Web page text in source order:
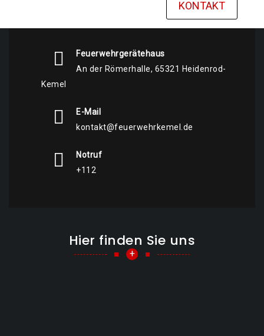
KONTAKT
Feuerwehrgerätehaus
An der Römerhalle, 65321 Heidenrod-
Kemel
E-Mail
kontakt@feuerwehrkemel.de
Notruf
+112
Hier finden Sie uns
+